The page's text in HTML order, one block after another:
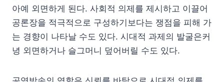
아예 외면하게 된다. 사회적 의제를 제시하고 이끌어
공론장을 적극적으로 구성하기보다는 쟁점을 피해 가
는 경향이 나타날 수도 있다. 시대적 과제의 발굴은커
녕 외면하거나 슬그머니 덮어버릴 수도 있다.